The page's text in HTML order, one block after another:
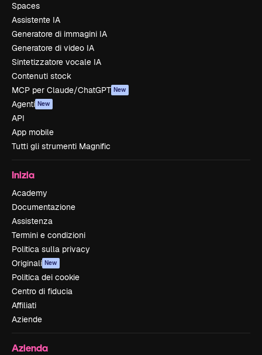
Spaces
Assistente IA
Generatore di immagini IA
Generatore di video IA
Sintetizzatore vocale IA
Contenuti stock
MCP per Claude/ChatGPT New
Agenti New
API
App mobile
Tutti gli strumenti Magnific
Inizia
Academy
Documentazione
Assistenza
Termini e condizioni
Politica sulla privacy
Originali New
Politica dei cookie
Centro di fiducia
Affiliati
Aziende
Azienda